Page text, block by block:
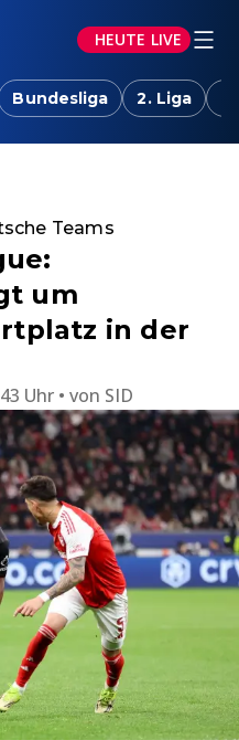
HEUTE LIVE
Bundesliga 2. Liga
Teams
um
in der
Uhr von SID